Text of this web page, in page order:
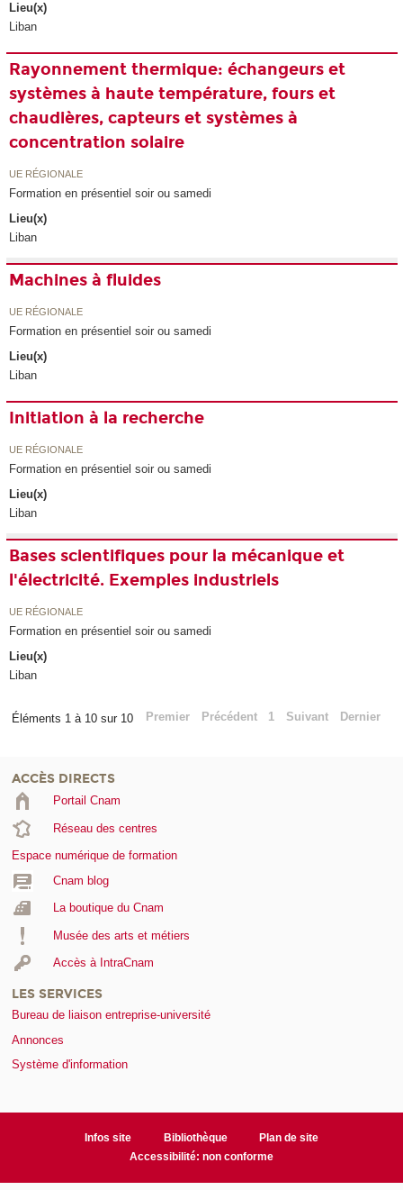
Lieu(x)
Liban
Rayonnement thermique: échangeurs et
systèmes à haute température, fours et
chaudières, capteurs et systèmes à
concentration solaire
UE RÉGIONALE
Formation en présentiel soir ou samedi
Lieu(x)
Liban
Machines à fluides
UE RÉGIONALE
Formation en présentiel soir ou samedi
Lieu(x)
Liban
Initiation à la recherche
UE RÉGIONALE
Formation en présentiel soir ou samedi
Lieu(x)
Liban
Bases scientifiques pour la mécanique et
l'électricité. Exemples industriels
UE RÉGIONALE
Formation en présentiel soir ou samedi
Lieu(x)
Liban
Éléments 1 à 10 sur 10 Premier Précédent 1 Suivant Dernier
ACCÈS DIRECTS
Portail Cnam
Réseau des centres
Espace numérique de formation
Cnam blog
La boutique du Cnam
Musée des arts et métiers
Accès à IntraCnam
LES SERVICES
Bureau de liaison entreprise-université
Annonces
Système d'information
Infos site Bibliothèque
Plan de site
Accessibilité: non conforme